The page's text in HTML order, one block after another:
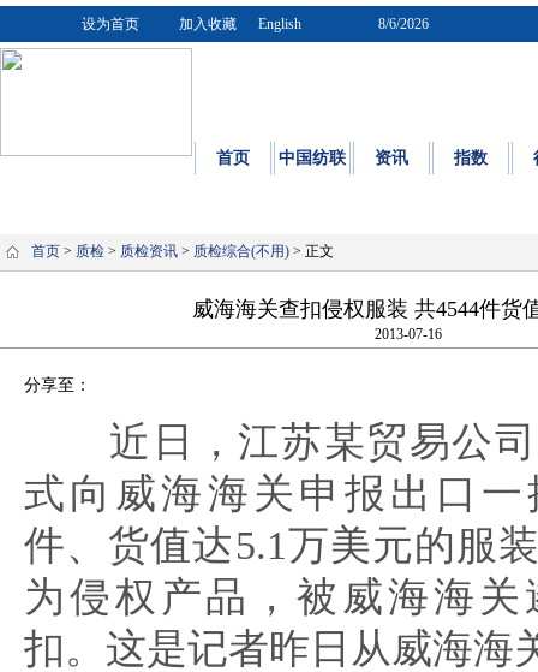
设为首页 加入收藏 English 8/6/2026
首页 中国纺联 资讯 指数
首页 > 质检 > 质检资讯 > 质检综合(不用) > 正文
威海海关查扣侵权服装 共4544件货
2013-07-16
分享至：
近日，江苏某贸易公司
式向威海海关申报出口一
件、货值达5.1万美元的服
为侵权产品，被威海海关
扣。这是记者昨日从威海海